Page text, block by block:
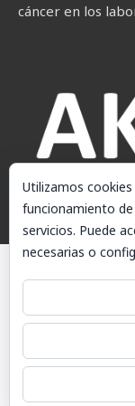
cáncer en los
© AKETXE
Utilizamos
funcionamiento
servicios. Puede
necesarias o